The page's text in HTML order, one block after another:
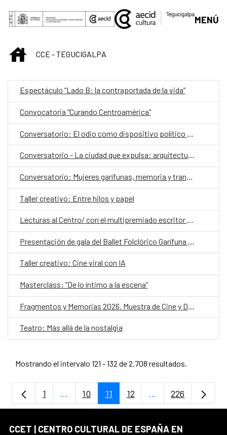
Saltar al contenido principal
MENÚ
INICIOCCE - TEGUCIGALPA
Espectáculo “Lado B: la contraportada de la vida”
Convocatoria "Curando Centroamérica"
Conversatorio - La ciudad que expulsa: arquitectura, exclusión y gentrificación
Conversatorio: Mujeres garífunas, memoria y transmisión cultural
Taller creativo: Entre hilos y papel
Lecturas al Centro/ con el multipremiado escritor español Ray Loriga como invitado especial,
Presentación de gala del Ballet Folclórico Garífuna de Honduras
Taller creativo: Cine viral con IA
Masterclass: “De lo íntimo a la escena”
Teatro: Más allá de la nostalgia
Mostrando el intervalo 121 - 132 de 2.708 resultados.
Página
1 ...Páginas intermedias Use TAB para
Página
10 Página
11 Página
12 ...PáginasPágina
226
CCET | CENTRO CULTURAL DE ESPAÑA EN